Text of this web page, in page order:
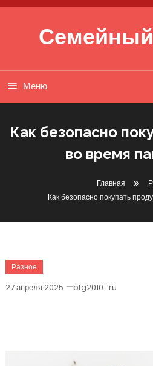
Перейти к содержимому
Семейный
Меню
Как безопасно
во время
Главная
Как безопасно покупать
Разное
27 апреля 2025 btg2010_ru